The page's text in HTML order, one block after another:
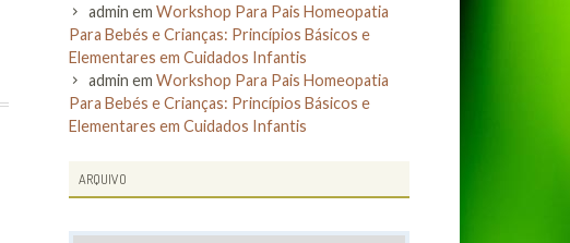
admin em Workshop Para Pais Homeopatia
Para Bebés e Crianças: Princípios Básicos e
Elementares em Cuidados Infantis
admin em Workshop Para Pais Homeopatia
Para Bebés e Crianças: Princípios Básicos e
Elementares em Cuidados Infantis
ARQUIVO